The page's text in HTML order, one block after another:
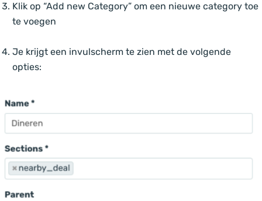
Klik op “Add new Category” om een nieuwe category toe
te voegen
Je krijgt een invulscherm te zien met de volgende
opties: